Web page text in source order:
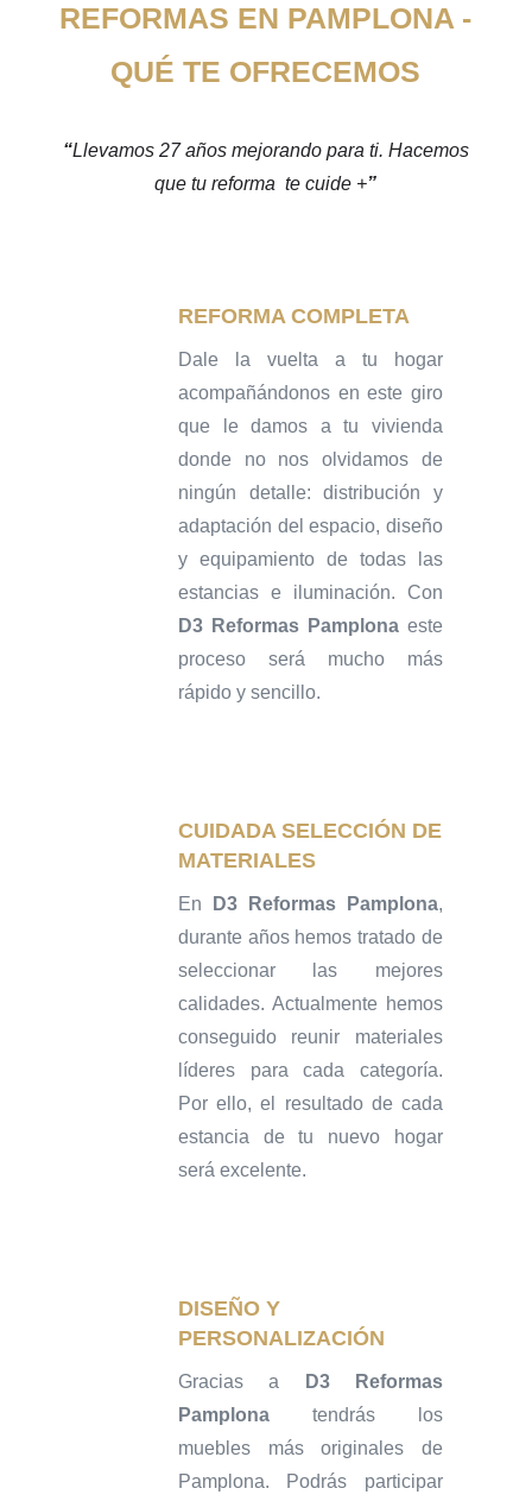
REFORMAS EN PAMPLONA -
QUÉ TE OFRECEMOS
“Llevamos 27 años mejorando para ti. Hacemos
que tu reforma te cuide +”
REFORMA COMPLETA
Dale la vuelta a tu hogar
acompañándonos en este giro
que le damos a tu vivienda
donde no nos olvidamos de
ningún detalle: distribución y
adaptación del espacio, diseño
y equipamiento de todas las
estancias e iluminación. Con
D3 Reformas Pamplonaeste
proceso será mucho más
rápido y sencillo.
CUIDADA SELECCIÓN DE
MATERIALES
En D3 Reformas Pamplona,
durante años hemos tratado de
seleccionar las mejores
calidades. Actualmente hemos
conseguido reunir materiales
líderes para cada categoría.
Por ello, el resultado de cada
estancia de tu nuevo hogar
será excelente.
DISEÑO Y
PERSONALIZACIÓN
Gracias a
D3 Reformas
Pamplonatendrás los
muebles más originales de
Pamplona. Podrás participar